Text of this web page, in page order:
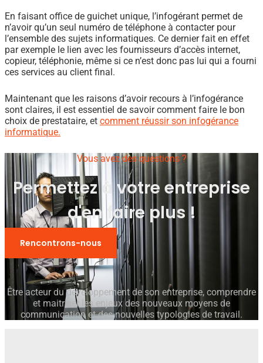
En faisant office de guichet unique, l’infogérant permet de
n’avoir qu’un seul numéro de téléphone à contacter pour
l’ensemble des sujets informatiques. Ce dernier fait en effet
par exemple le lien avec les fournisseurs d’accès internet,
copieur, téléphonie, même si ce n’est donc pas lui qui a fourni
ces services au client final.
Maintenant que les raisons d’avoir recours à l’infogérance
sont claires, il est essentiel de savoir comment faire le bon
choix de prestataire, et comment réussir son infogérance
informatique.
Vous avez des questions ?
Permettez à votre entreprise
d'en faire plus !
Rencontrons-nous
Être acteur du développement de son entreprise, comprendre
et maitriser les enjeux des nouveaux moyens de
communication et des nouvelles typologies de travail.